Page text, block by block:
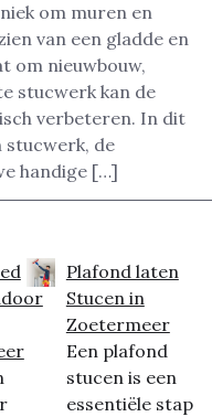
om muren en
van een gladde en
om nieuwbouw,
stucwerk kan de
verbeteren. In dit
stucwerk, de
handige […]
Plafond laten
Stucen in
Zoetermeer
Een plafond
stucen is een
essentiële stap